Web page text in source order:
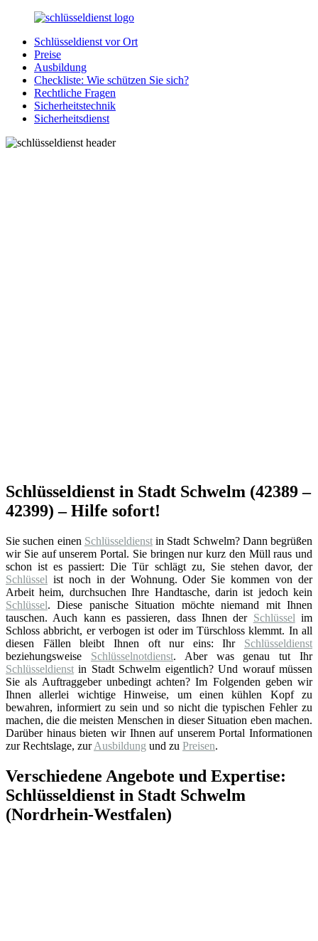
Zurück
Inhalt
SchluesseldienstDirekt.de
Ihre
Notlage
wird
gelöst!
Schlüsseldienst vor Ort
Preise
Ausbildung
Checkliste: Wie schützen Sie sich?
Rechtliche Fragen
Sicherheitstechnik
Sicherheitsdienst
Schlüsseldienst in Stadt Schwelm (42389 –
42399) – Hilfe sofort!
Sie suchen einen Schlüsseldienstin Stadt Schwelm? Dann begrüßen
wir Sie auf unserem Portal. Sie bringen nur kurz den Müll raus und
schon ist es passiert: Die Tür schlägt zu, Sie stehen davor, der
Schlüssel ist noch in der Wohnung. Oder Sie kommen von der
Arbeit heim, durchsuchen Ihre Handtasche, darin ist jedoch kein
Schlüssel. Diese panische Situation möchte niemand mit Ihnen
tauschen. Auch kann es passieren, dass Ihnen der Schlüssel im
Schloss abbricht, er verbogen ist oder im Türschloss klemmt. In all
diesen Fällen bleibt Ihnen oft nur eins: Ihr Schlüsseldienst
beziehungsweise Schlüsselnotdienst. Aber was genau tut Ihr
Schlüsseldienst in Stadt Schwelm eigentlich? Und worauf müssen
Sie als Auftraggeber unbedingt achten? Im Folgenden geben wir
Ihnen allerlei wichtige Hinweise, um einen kühlen Kopf zu
bewahren, informiert zu sein und so nicht die typischen Fehler zu
machen, die die meisten Menschen in dieser Situation eben machen.
Darüber hinaus bieten wir Ihnen auf unserem Portal Informationen
zur Rechtslage, zurAusbildung und zu Preisen.
Verschiedene Angebote und Expertise:
Schlüsseldienst in Stadt Schwelm
(Nordrhein-Westfalen)